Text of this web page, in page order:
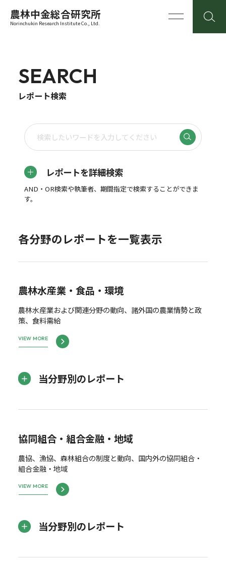
農林中金総合研究所
Norinchukin Research Institute Co., Ltd.
SEARCH
レポート検索
レポートを詳細検索
AND・OR検索や執筆者、期間指定で検索することができま
す。
各分野のレポートを一覧表示
農林水産業・食品・環境
農林水産業および関連分野の動向、諸外国の農業情勢と政
策、食料需給
VIEW MORE
当分野別のレポート
協同組合・組合金融・地域
農協、漁協、森林組合の制度と動向、国内外の協同組合・
組合金融・地域
VIEW MORE
当分野別のレポート